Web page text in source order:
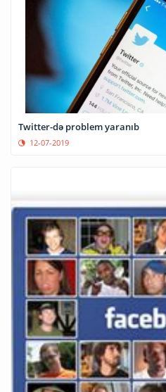
Twitter-də problem yaranıb
12-07-2019